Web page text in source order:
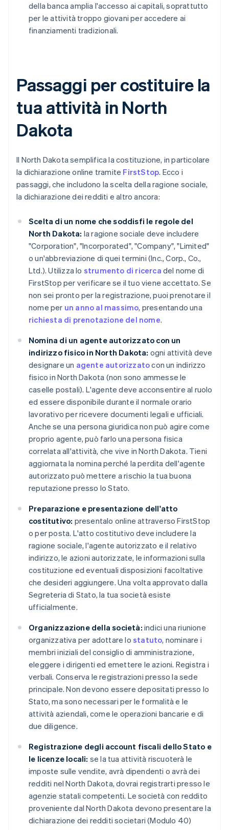
della banca amplia l'accesso ai capitali, soprattutto
per le attività troppo giovani per accedere ai
finanziamenti tradizionali.
Passaggi per costituire la
tua attività in North
Dakota
Il North Dakota semplifica la costituzione, in particolare
la dichiarazione online tramite FirstStop. Ecco i
passaggi, che includono la scelta della ragione sociale,
la dichiarazione dei redditi e altro ancora:
Scelta di un nome che soddisfi le regole del
North Dakota: la ragione sociale deve includere
"Corporation", "Incorporated", "Company", "Limited"
o un'abbreviazione di quei termini (Inc., Corp., Co.,
Ltd.). Utilizza lo strumento di ricerca del nome di
FirstStop per verificare se il tuo viene accettato. Se
non sei pronto per la registrazione, puoi prenotare il
nome per un anno al massimo, presentando una
richiesta di prenotazione del nome.
Nomina di un agente autorizzato con un
indirizzo fisico in North Dakota: ogni attività deve
designare un agente autorizzatocon un indirizzo
fisico in North Dakota (non sono ammesse le
caselle postali). L'agente deve acconsentire al ruolo
ed essere disponibile durante il normale orario
lavorativo per ricevere documenti legali e ufficiali.
Anche se una persona giuridica non può agire come
proprio agente, può farlo una persona fisica
correlata all'attività, che vive in North Dakota. Tieni
aggiornata la nomina perché la perdita dell'agente
autorizzato può mettere a rischio la tua buona
reputazione presso lo Stato.
Preparazione e presentazione dell'atto
costitutivo: presentalo online attraverso FirstStop
o per posta. L'atto costitutivo deve includere la
ragione sociale, l'agente autorizzato e il relativo
indirizzo, le azioni autorizzate, le informazioni sulla
costituzione ed eventuali disposizioni facoltative
che desideri aggiungere. Una volta approvato dalla
Segreteria di Stato, la tua società esiste
ufficialmente.
Organizzazione della società: indici una riunione
organizzativa per adottare lo statuto, nominare i
membri iniziali del consiglio di amministrazione,
eleggere i dirigenti ed emettere le azioni. Registra i
verbali. Conserva le registrazioni presso la sede
principale. Non devono essere depositati presso lo
Stato, ma sono necessari per le formalità e le
attività aziendali, come le operazioni bancarie e di
due diligence.
Registrazione degli account fiscali dello Stato e
le licenze locali: se la tua attività riscuoterà le
imposte sulle vendite, avrà dipendenti o avrà dei
redditi nel North Dakota, dovrai registrarti presso le
agenzie statali competenti. Le società con reddito
proveniente dal North Dakota devono presentare la
dichiarazione dei redditi societari (Modulo 40)